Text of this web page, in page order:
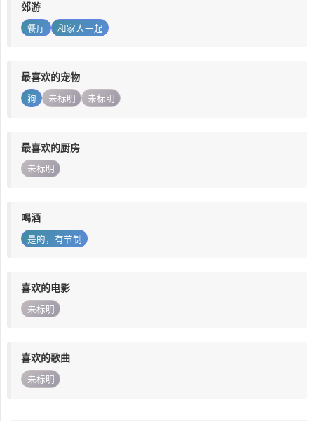
郊游
餐厅 和家人一起
最喜欢的宠物
狗 未标明 未标明
最喜欢的厨房
未标明
喝酒
是的，有节制
喜欢的电影
未标明
喜欢的歌曲
未标明